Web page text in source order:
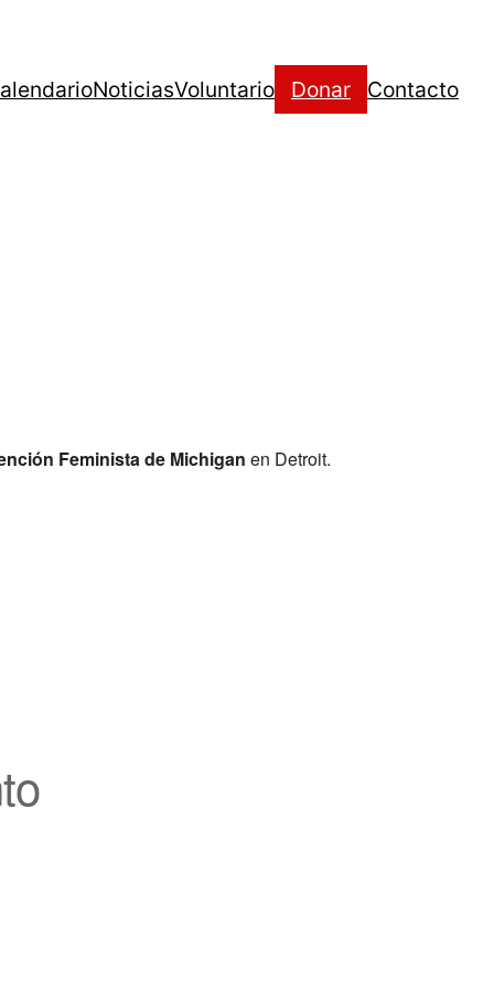
NoticiasVoluntario Donar Contacto
Feminista de Michigan en Detroit.